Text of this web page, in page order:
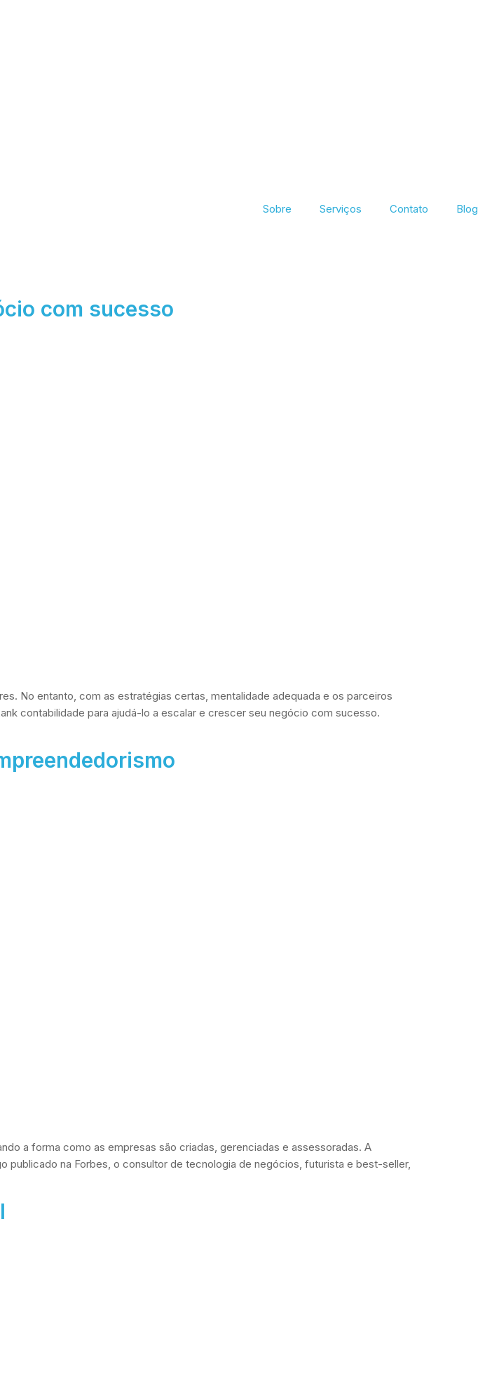
Sobre Serviços Contato Blog
com sucesso
No entanto, com as estratégias certas, mentalidade adequada e os parceiros
contabilidade para ajudá-lo a escalar e crescer seu negócio com sucesso.
a forma como as empresas são criadas, gerenciadas e assessoradas. A
na Forbes, o consultor de tecnologia de negócios, futurista e best-seller,